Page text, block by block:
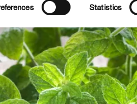
Statistics